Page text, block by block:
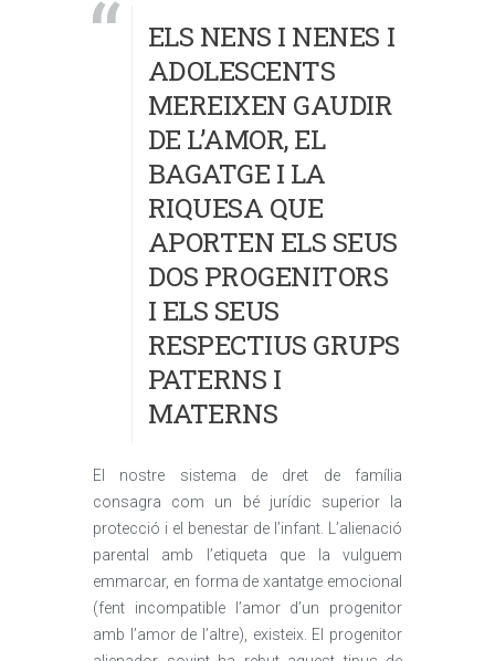
ELS NENS I NENES I
ADOLESCENTS
MEREIXEN GAUDIR
DE L’AMOR, EL
BAGATGE I LA
RIQUESA QUE
APORTEN ELS SEUS
DOS PROGENITORS
I ELS SEUS
RESPECTIUS GRUPS
PATERNS I
MATERNS
El nostre sistema de dret de família
consagra com un bé jurídic superior la
protecció i el benestar de l’infant. L’alienació
parental amb l’etiqueta que la vulguem
emmarcar, en forma de xantatge emocional
(fent incompatible l’amor d’un progenitor
amb l’amor de l’altre), existeix. El progenitor